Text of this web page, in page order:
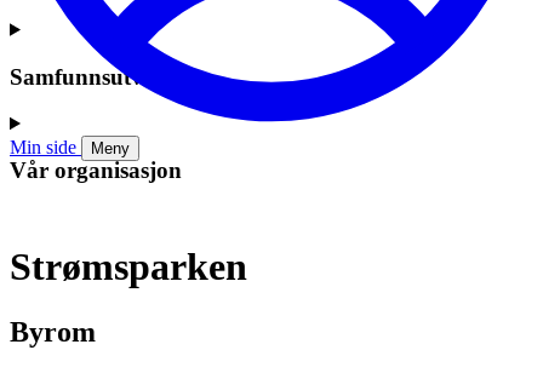
Min side Meny
Samfunnsutvikling
Vår organisasjon
Strømsparken
Byrom